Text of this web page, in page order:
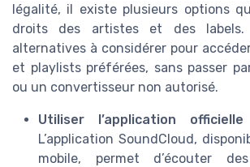
légalité, il existe plusieurs options
droits des artistes et des labels.
alternatives à considérer pour
et playlists préférées, sans passer
ou un convertisseur non autorisé.
Utiliser l’application officielle
L’application SoundCloud,
mobile, permet d’écouter